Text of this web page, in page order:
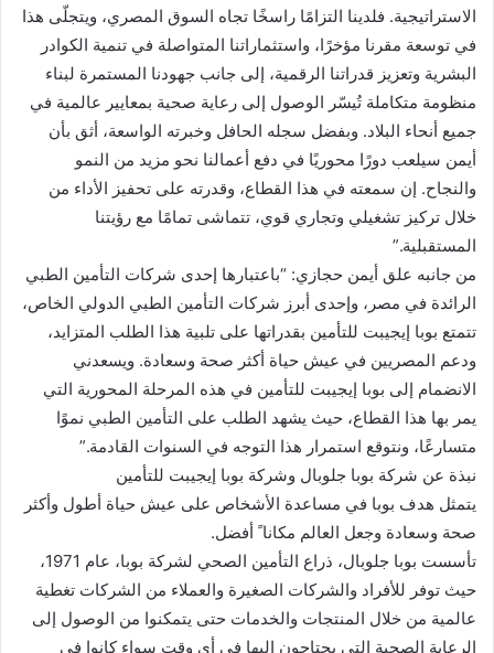
الاستراتيجية. فلدينا التزامًا راسخًا تجاه السوق المصري، ويتجلّى هذا
في توسعة مقرنا مؤخرًا، واستثماراتنا المتواصلة في تنمية الكوادر
البشرية وتعزيز قدراتنا الرقمية، إلى جانب جهودنا المستمرة لبناء
منظومة متكاملة تُيسّر الوصول إلى رعاية صحية بمعايير عالمية في
جميع أنحاء البلاد. وبفضل سجله الحافل وخبرته الواسعة، أثق بأن
أيمن سيلعب دورًا محوريًا في دفع أعمالنا نحو مزيد من النمو
والنجاح. إن سمعته في هذا القطاع، وقدرته على تحفيز الأداء من
خلال تركيز تشغيلي وتجاري قوي، تتماشى تمامًا مع رؤيتنا
المستقبلية.”
من جانبه علق أيمن حجازي: “باعتبارها إحدى شركات التأمين الطبي
الرائدة في مصر، وإحدى أبرز شركات التأمين الطبي الدولي الخاص،
تتمتع بوبا إيجيبت للتأمين بقدراتها على تلبية هذا الطلب المتزايد،
ودعم المصريين في عيش حياة أكثر صحة وسعادة. ويسعدني
الانضمام إلى بوبا إيجيبت للتأمين في هذه المرحلة المحورية التي
يمر بها هذا القطاع، حيث يشهد الطلب على التأمين الطبي نموًا
متسارعًا، ونتوقع استمرار هذا التوجه في السنوات القادمة.”
نبذة عن شركة بوبا جلوبال وشركة بوبا إيجيبت للتأمين
يتمثل هدف بوبا في مساعدة الأشخاص على عيش حياة أطول وأكثر
صحة وسعادة وجعل العالم مكانا ً أفضل.
تأسست بوبا جلوبال، ذراع التأمين الصحي لشركة بوبا، عام 1971،
حيث توفر للأفراد والشركات الصغيرة والعملاء من الشركات تغطية
عالمية من خلال المنتجات والخدمات حتى يتمكنوا من الوصول إلى
الرعاية الصحية التي يحتاجون إليها في أي وقت سواء كانوا في